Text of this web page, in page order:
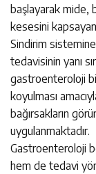
başlayarak mide,
kesesini
Sindirim sistemine
tedavisinin yanı
gastroenteroloji
koyulması
bağırsakların
uygulanmaktadır.
Gastroenteroloji
hem de tedavi